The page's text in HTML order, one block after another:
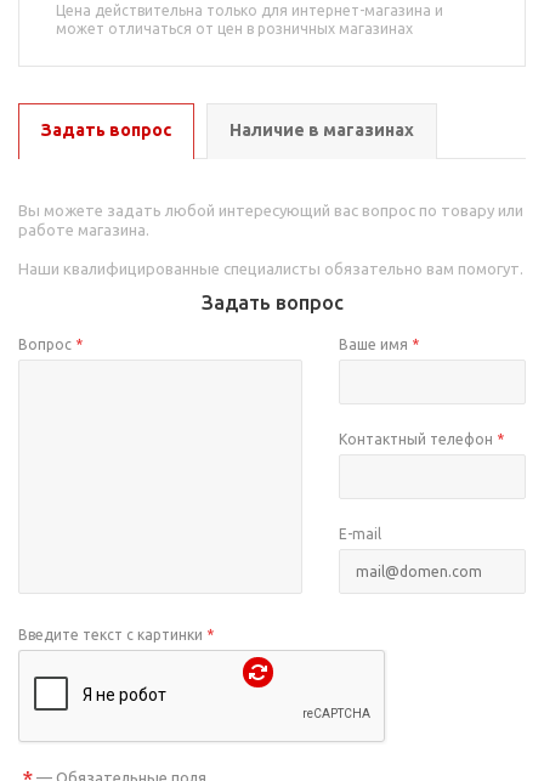
Цена действительна только для интернет-магазина и
может отличаться от цен в розничных магазинах
Задать вопрос Наличие в магазинах
Вы можете задать любой интересующий вас вопрос по товару или
работе магазина.
Наши квалифицированные специалисты обязательно вам помогут.
Задать вопрос
Вопрос * Ваше имя *
Контактный телефон *
E-mail
Введите текст с картинки *
— Обязательные поля